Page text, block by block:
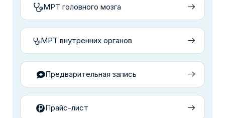
МРТ головного мозга
МРТ внутренних органов
Предварительная запись
Прайс-лист